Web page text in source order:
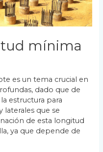
mínima
es un tema crucial en
dado que de
estructura para
laterales que se
de esta longitud
ya que depende de